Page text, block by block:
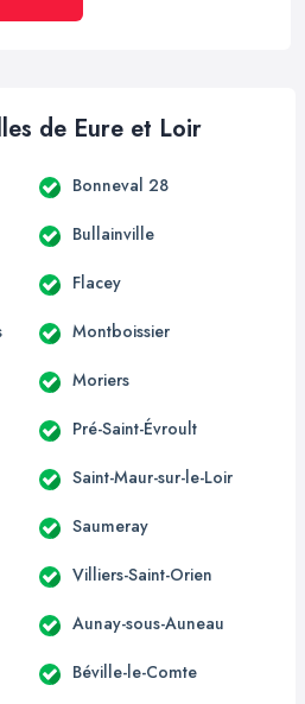
de Eure et Loir
Bonneval 28
Bullainville
Flacey
Montboissier
Moriers
Pré-Saint-Évroult
Saint-Maur-sur-le-Loir
Saumeray
Villiers-Saint-Orien
Aunay-sous-Auneau
Béville-le-Comte